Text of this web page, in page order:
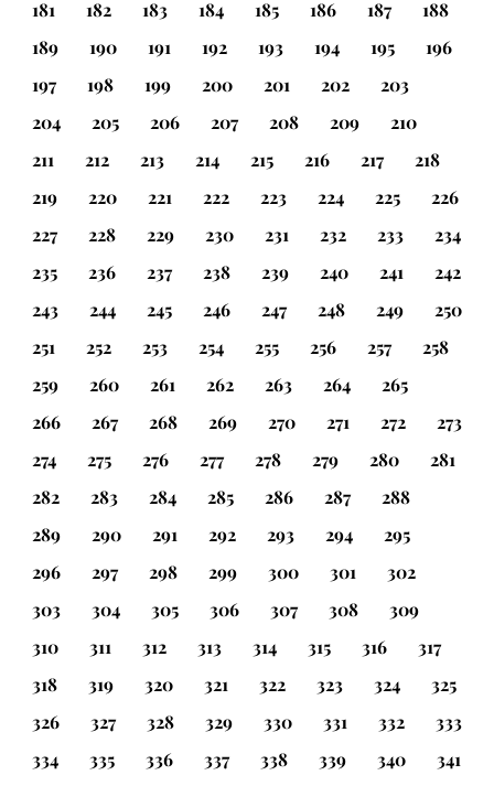
181
182 183 184 185 186 187
188
189
190 191 192 193 194 195
196
197
198 199 200 201 202
203
204
205 206 207 208 209
210
211
212 213 214 215 216 217
218
219
220 221 222 223 224 225
226
227
228 229 230 231 232 233
234
235
236 237 238 239 240 241
242
243
244 245 246 247 248 249
250
251
252 253 254 255 256 257
258
259
260 261 262 263 264
265
266
267 268 269 270 271 272
273
274
275 276 277 278 279 280
281
282
283 284 285 286 287
288
289
290 291 292 293 294
295
296
297 298 299 300 301
302
303
304 305 306 307 308
309
310
311 312 313 314 315 316
317
318
319 320 321 322 323 324
325
326
327 328 329 330 331 332
333
334
335 336 337 338 339 340
341